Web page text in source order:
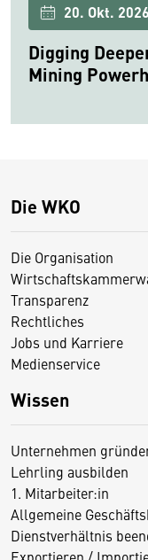
20. Okt.
Digging
Mining
Die WKO
Die Organisation
Transparenz
Rechtliches
Jobs und Karriere
Medienservice
Wissen
Unternehmen
Lehrling ausbilden
1. Mitarbeiter:in
Allgemeine
Dienstverhältnis